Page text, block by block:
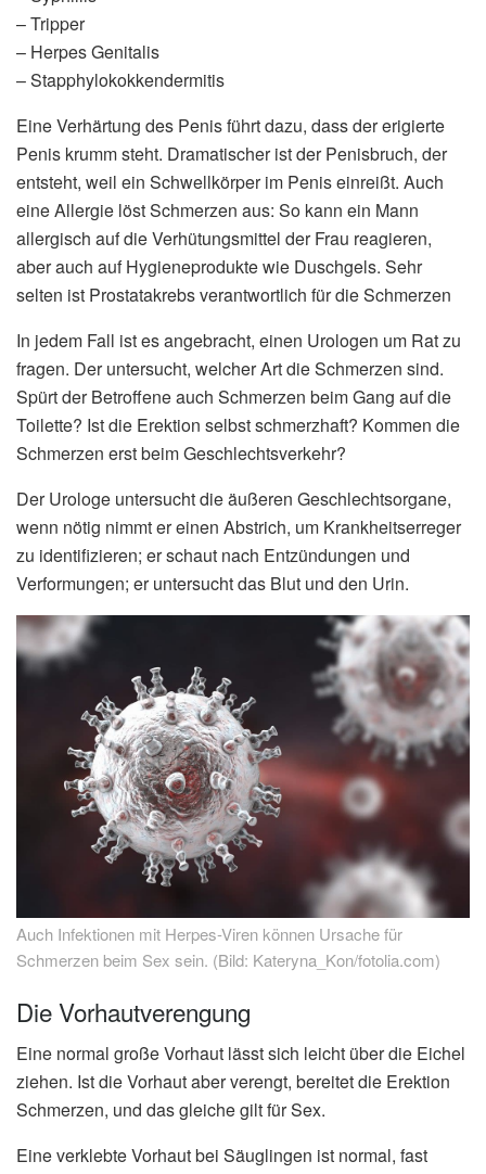
– Tripper
– Herpes Genitalis
– Stapphylokokkendermitis
Eine Verhärtung des Penis führt dazu, dass der erigierte
Penis krumm steht. Dramatischer ist der Penisbruch, der
entsteht, weil ein Schwellkörper im Penis einreißt. Auch
eine Allergie löst Schmerzen aus: So kann ein Mann
allergisch auf die Verhütungsmittel der Frau reagieren,
aber auch auf Hygieneprodukte wie Duschgels. Sehr
selten ist Prostatakrebs verantwortlich für die Schmerzen
In jedem Fall ist es angebracht, einen Urologen um Rat zu
fragen. Der untersucht, welcher Art die Schmerzen sind.
Spürt der Betroffene auch Schmerzen beim Gang auf die
Toilette? Ist die Erektion selbst schmerzhaft? Kommen die
Schmerzen erst beim Geschlechtsverkehr?
Der Urologe untersucht die äußeren Geschlechtsorgane,
wenn nötig nimmt er einen Abstrich, um Krankheitserreger
zu identifizieren; er schaut nach Entzündungen und
Verformungen; er untersucht das Blut und den Urin.
Auch Infektionen mit Herpes-Viren können Ursache für
Schmerzen beim Sex sein. (Bild: Kateryna_Kon/fotolia.com)
Die Vorhautverengung
Eine normal große Vorhaut lässt sich leicht über die Eichel
ziehen. Ist die Vorhaut aber verengt, bereitet die Erektion
Schmerzen, und das gleiche gilt für Sex.
Eine verklebte Vorhaut bei Säuglingen ist normal, fast